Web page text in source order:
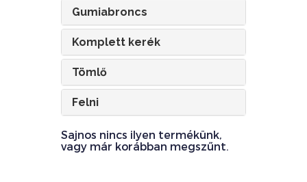
Gumiabroncs
Komplett kerék
Tömlő
Felni
Sajnos nincs ilyen termékünk,
vagy már korábban megszűnt.